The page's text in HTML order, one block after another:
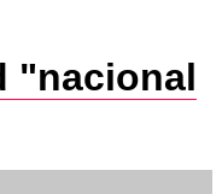
"nacional